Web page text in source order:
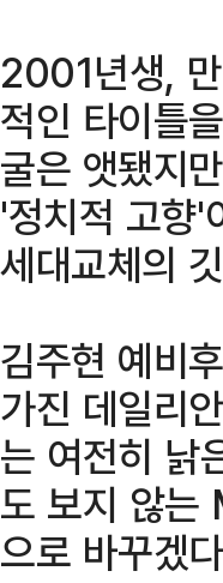
2001년생,
적인 타이틀
굴은 앳됐지
'정치적 고향'
세대교체의
김주현 예비
가진 데일리
는 여전히 낡
도 보지 않는
으로 바꾸겠